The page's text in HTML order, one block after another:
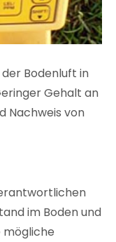
Bodenluft in
Gehalt an
Nachweis von
im Boden und
mögliche